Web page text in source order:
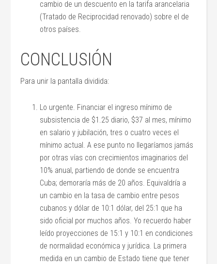
cambio de un descuento en la tarifa arancelaria
(Tratado de Reciprocidad renovado) sobre el de
otros países.
CONCLUSIÓN
Para unir la pantalla dividida:
Lo urgente. Financiar el ingreso mínimo de
subsistencia de $1.25 diario, $37 al mes, mínimo
en salario y jubilación, tres o cuatro veces el
mínimo actual. A ese punto no llegaríamos jamás
por otras vías con crecimientos imaginarios del
10% anual, partiendo de donde se encuentra
Cuba; demoraría más de 20 años. Equivaldría a
un cambio en la tasa de cambio entre pesos
cubanos y dólar de 10:1 dólar, del 25:1 que ha
sido oficial por muchos años. Yo recuerdo haber
leído proyecciones de 15:1 y 10:1 en condiciones
de normalidad económica y jurídica. La primera
medida en un cambio de Estado tiene que tener